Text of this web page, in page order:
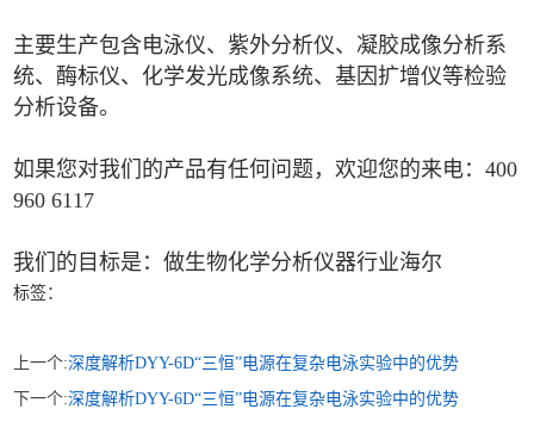
主要生产包含电泳仪、紫外分析仪、凝胶成像分析系
统、酶标仪、化学发光成像系统、基因扩增仪等检验
分析设备。
如果您对我们的产品有任何问题，欢迎您的来电：400
960 6117
我们的目标是：做生物化学分析仪器行业海尔
标签：
上一个:深度解析DYY-6D“三恒”电源在复杂电泳实验中的优势
下一个:深度解析DYY-6D“三恒”电源在复杂电泳实验中的优势